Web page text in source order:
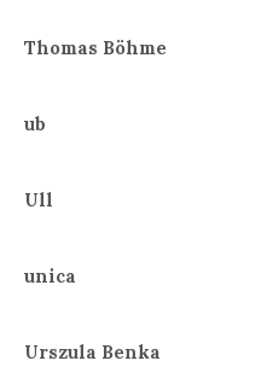
Thomas Böhme
ub
Ull
unica
Urszula Benka